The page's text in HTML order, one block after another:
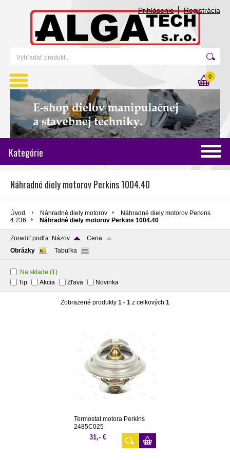
Prihlásenie Registrácia
0
Kategórie
Náhradné diely motorov Perkins 1004.40
Úvod Náhradné diely motorov
Náhradné diely motorov Perkins
4.236
Náhradné diely motorov Perkins 1004.40
Zoradiť podľa: Názov
Cena
Obrázky
Tabuľka
Na sklade (1)
Tip
Akcia Zľava Novinka
Zobrazené produkty 1 - 1 z celkových 1
Termostat motora Perkins
2485C025
31,- €